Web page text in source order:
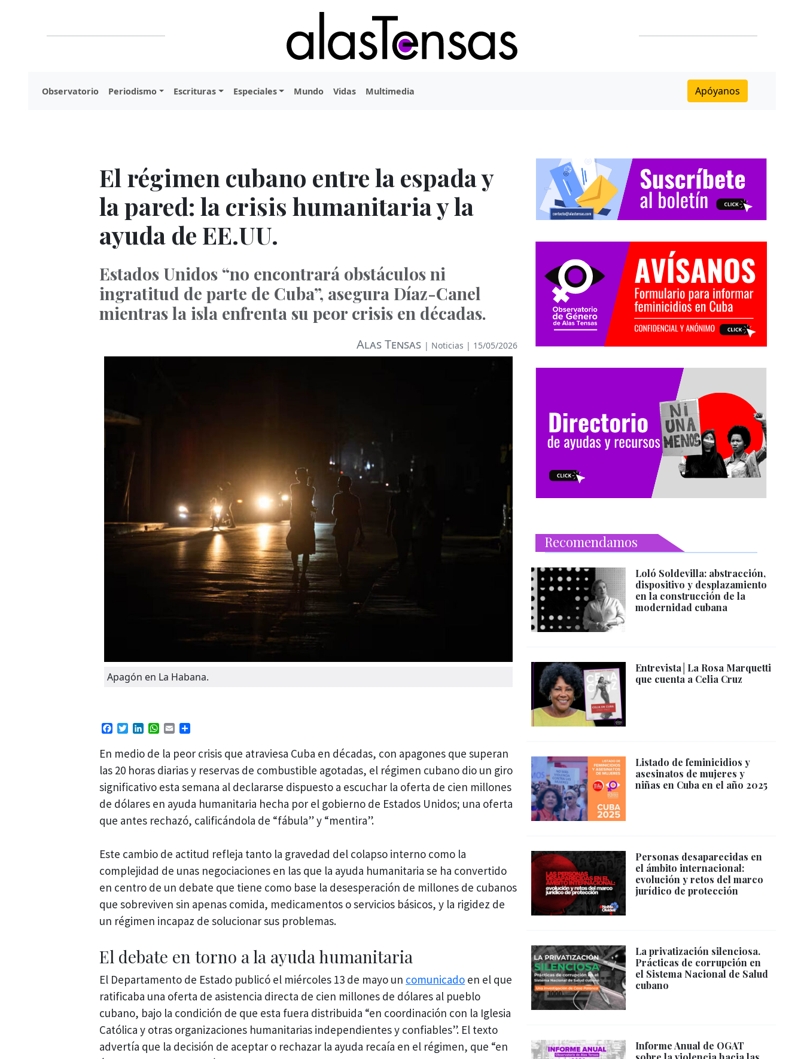
Observatorio Periodismo Escrituras Especiales Mundo Vidas Multimedia Apóyanos
El régimen cubano entre la espada y
la pared: la crisis humanitaria y la
ayuda de EE.UU.
Estados Unidos “no encontrará obstáculos ni
ingratitud de parte de Cuba”, asegura Díaz-Canel
mientras la isla enfrenta su peor crisis en décadas.
Alas Tensas | Noticias | 15/05/2026
Apagón en La Habana.
Facebook
TwitterLinkedIn
WhatsApp
Email
En medio de la peor crisis que atraviesa Cuba en décadas, con apagones que superan
las 20 horas diarias y reservas de combustible agotadas, el régimen cubano dio un giro
significativo esta semana al declararse dispuesto a escuchar la oferta de cien millones
de dólares en ayuda humanitaria hecha por el gobierno de Estados Unidos; una oferta
que antes rechazó, calificándola de “fábula” y “mentira”.
Este cambio de actitud refleja tanto la gravedad del colapso interno como la
complejidad de unas negociaciones en las que la ayuda humanitaria se ha convertido
en centro de un debate que tiene como base la desesperación de millones de cubanos
que sobreviven sin apenas comida, medicamentos o servicios básicos, y la rigidez de
un régimen incapaz de solucionar sus problemas.
El debate en torno a la ayuda humanitaria
El Departamento de Estado publicó el miércoles 13 de mayo un comunicado en el que
ratificaba una oferta de asistencia directa de cien millones de dólares al pueblo
cubano, bajo la condición de que esta fuera distribuida “en coordinación con la Iglesia
Católica y otras organizaciones humanitarias independientes y confiables”. El texto
advertía que la decisión de aceptar o rechazar la ayuda recaía en el régimen, que “en
Recomendamos
Loló Soldevilla: abstracción,
dispositivo y desplazamiento
en la construcción de la
modernidad cubana
Entrevista│La Rosa Marquetti
que cuenta a Celia Cruz
Listado de feminicidios y
asesinatos de mujeres y
niñas en Cuba en el año 2025
Personas desaparecidas en
el ámbito internacional:
evolución y retos del marco
jurídico de protección
La privatización silenciosa.
Prácticas de corrupción en
el Sistema Nacional de Salud
cubano
Informe Anual de OGAT